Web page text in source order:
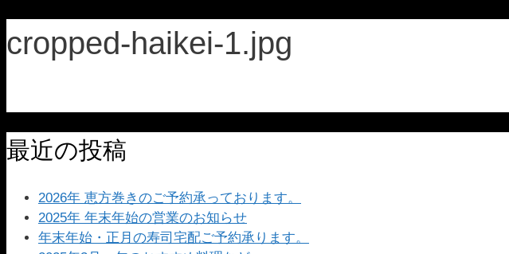
cropped-haikei-1.jpg
最近の投稿
2026年 恵方巻きのご予約承っております。
2025年 年末年始の営業のお知らせ
年末年始・正月の寿司宅配ご予約承ります。